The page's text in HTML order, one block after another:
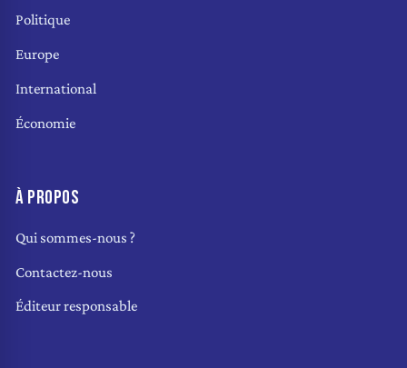
Politique
Europe
International
Économie
À PROPOS
Qui sommes-nous ?
Contactez-nous
Éditeur responsable